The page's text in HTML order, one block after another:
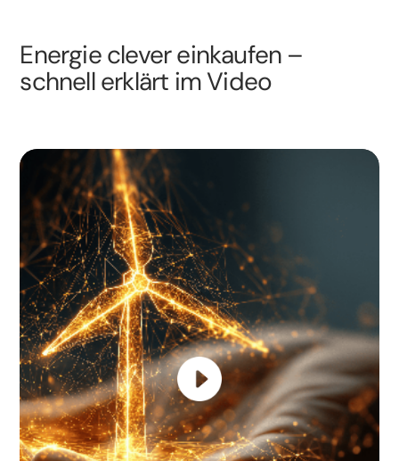
Energie clever einkaufen –
schnell erklärt im Video